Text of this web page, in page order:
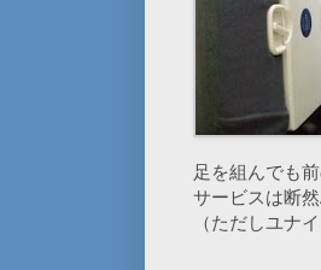
足を組んでも
サービスは断
（ただしユナ